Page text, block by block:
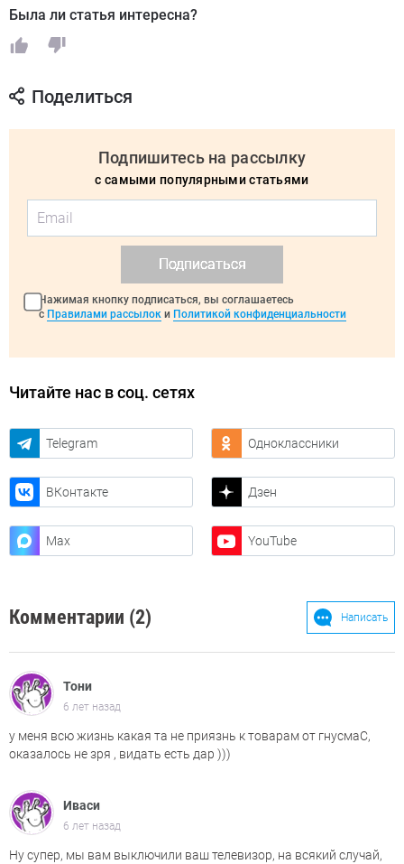
Была ли статья интересна?
Поделиться
Подпишитесь на рассылку
с самыми популярными статьями
Подписаться
Нажимая кнопку подписаться, вы соглашаетесь
с Правилами рассылок и Политикой конфиденциальности
Читайте нас в соц. сетях
Telegram Одноклассники
ВКонтакте Дзен
Max YouTube
Комментарии (2) Написать
Тони
6 лет назад
у меня всю жизнь какая та не приязнь к товарам от гнусмаС,
оказалось не зря , видать есть дар )))
Иваси
6 лет назад
Ну супер, мы вам выключили ваш телевизор, на всякий случай,